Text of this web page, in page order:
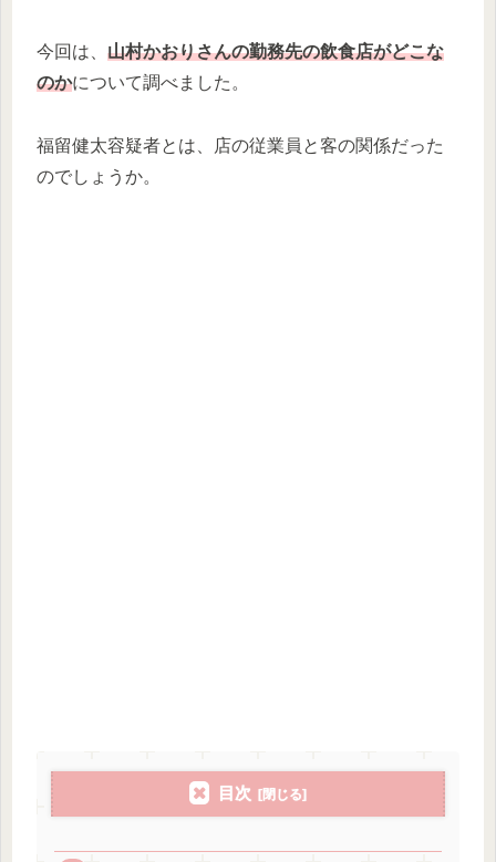
今回は、 山村かおりさんの勤務先の飲食店がどこな
のかについて調べました。
福留健太容疑者とは、店の従業員と客の関係だった
のでしょうか。
目次